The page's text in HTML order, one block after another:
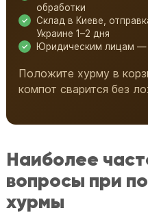
обработки
Склад в Киеве,
Украине 1–2 дня
Юридическим лицам
Положите хурму в
компот сварится без
Наиболее
вопросы при
хурмы